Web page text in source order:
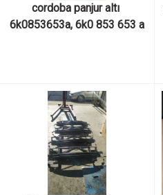
cordoba panjur altı
6k0853653a, 6k0 853 653 a